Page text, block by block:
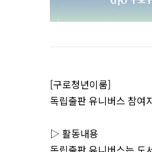
[구로청년이룸]
독립출판 유니버스 참여
▷ 활동내용